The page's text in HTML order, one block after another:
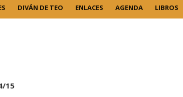
DIVÁN DE TEO ENLACES AGENDA LIBROS
15